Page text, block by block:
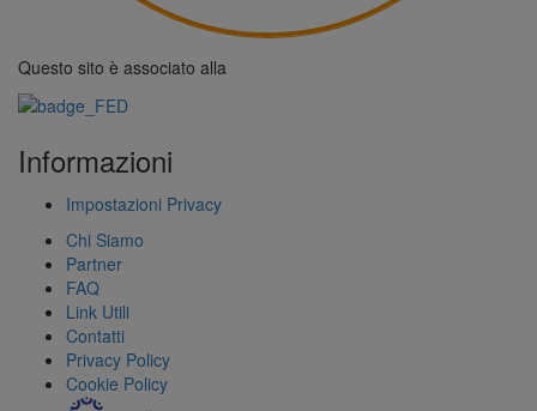
Questo sito è associato alla
Informazioni
Impostazioni Privacy
Chi Siamo
Partner
FAQ
Link Utili
Contatti
Privacy Policy
Cookie Policy